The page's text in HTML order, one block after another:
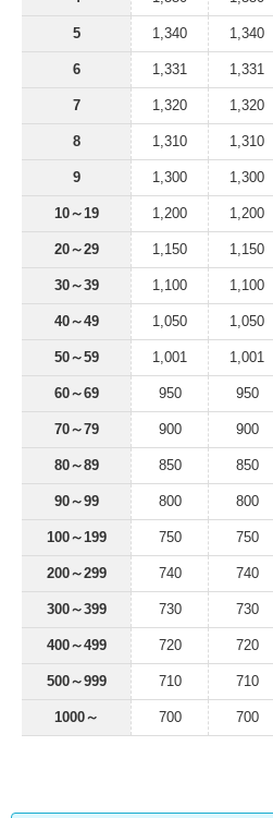
5 1,340 1,340
6 1,331 1,331
7 1,320 1,320
8 1,310 1,310
9 1,300 1,300
10～19 1,200 1,200
20～29 1,150 1,150
30～39 1,100 1,100
40～49 1,050 1,050
50～59 1,001 1,001
60～69 950 950
70～79 900 900
80～89 850 850
90～99 800 800
100～199 750 750
200～299 740 740
300～399 730 730
400～499 720 720
500～999 710 710
1000～ 700 700